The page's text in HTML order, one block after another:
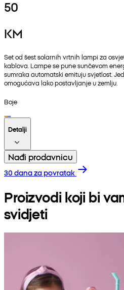
50
KM
Set od šest solarnih vrtnih lampi za
kablova. Lampe se pune sunčevom
sumraka automatski emituju svjetlost.
omogućava lako postavljanje u zemlju.
Boje
Detalji
Nađi prodavnicu
30 dana za povratak
Proizvodi koji bi
svidjeti